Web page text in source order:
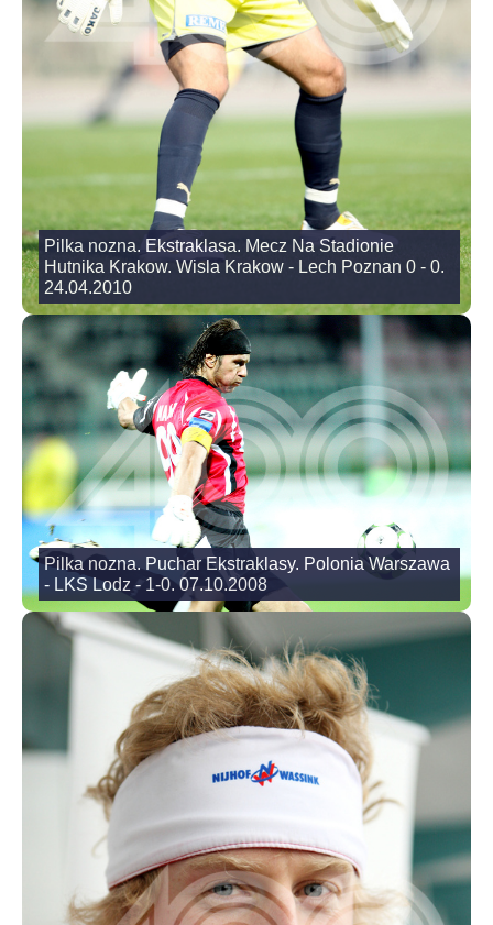
Pilka nozna. Ekstraklasa. Mecz Na Stadionie
Hutnika Krakow. Wisla Krakow - Lech Poznan 0 - 0.
24.04.2010
Pilka nozna. Puchar Ekstraklasy. Polonia Warszawa
- LKS Lodz - 1-0. 07.10.2008